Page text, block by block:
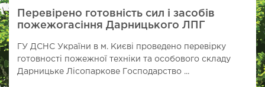
Перевірено готовність сил і засобів
пожежогасіння Дарницького ЛПГ
ГУ ДСНС України в м. Києві проведено перевірку
готовності пожежної техніки та особового складу
Дарницьке Лісопаркове Господарство ...